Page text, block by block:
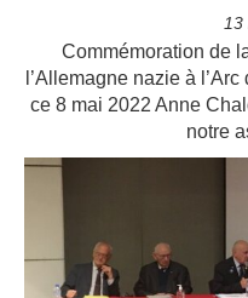
Commémoration de
l’Allemagne nazie à
ce 8 mai 2022 Anne
notre